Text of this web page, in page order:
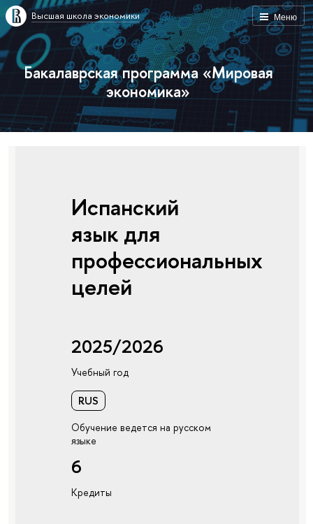
Меню
Высшая школа экономики
Бакалаврская программа «Мировая
экономика»
Испанский
язык для
профессиональных
целей
2025/2026
Учебный год
RUS
Обучение ведется на русском
языке
6
Кредиты